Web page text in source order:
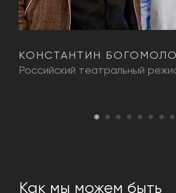
КОНСТАНТИН
Российский театральный
Как мы можем быть